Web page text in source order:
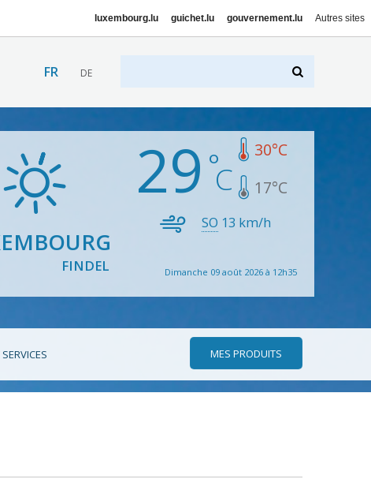
luxembourg.lu guichet.lu gouvernement.lu Autres sites
FR DE
FINDEL
29 30°C
17°C
SO 13 km/h
Dimanche 09 août 2026 à 12h35
MES PRODUITS